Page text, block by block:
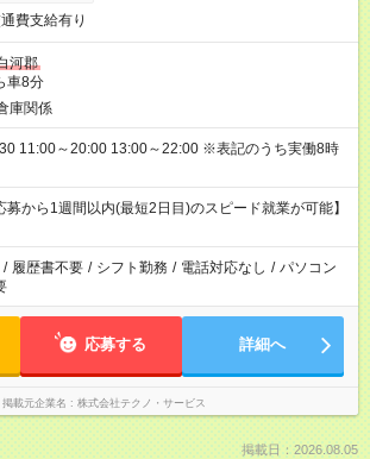
費支給有り
河郡
車8分
庫関係
～20:00 13:00～22:00 ※表記のうち実働8時
募から1週間以内(最短2日目)のスピード就業が可能】
/ 履歴書不要 / シフト勤務 / 電話対応なし / パソコン
応募する 詳細へ
掲載元企業名 株式会社テクノ・サービス
掲載日：2026.08.05